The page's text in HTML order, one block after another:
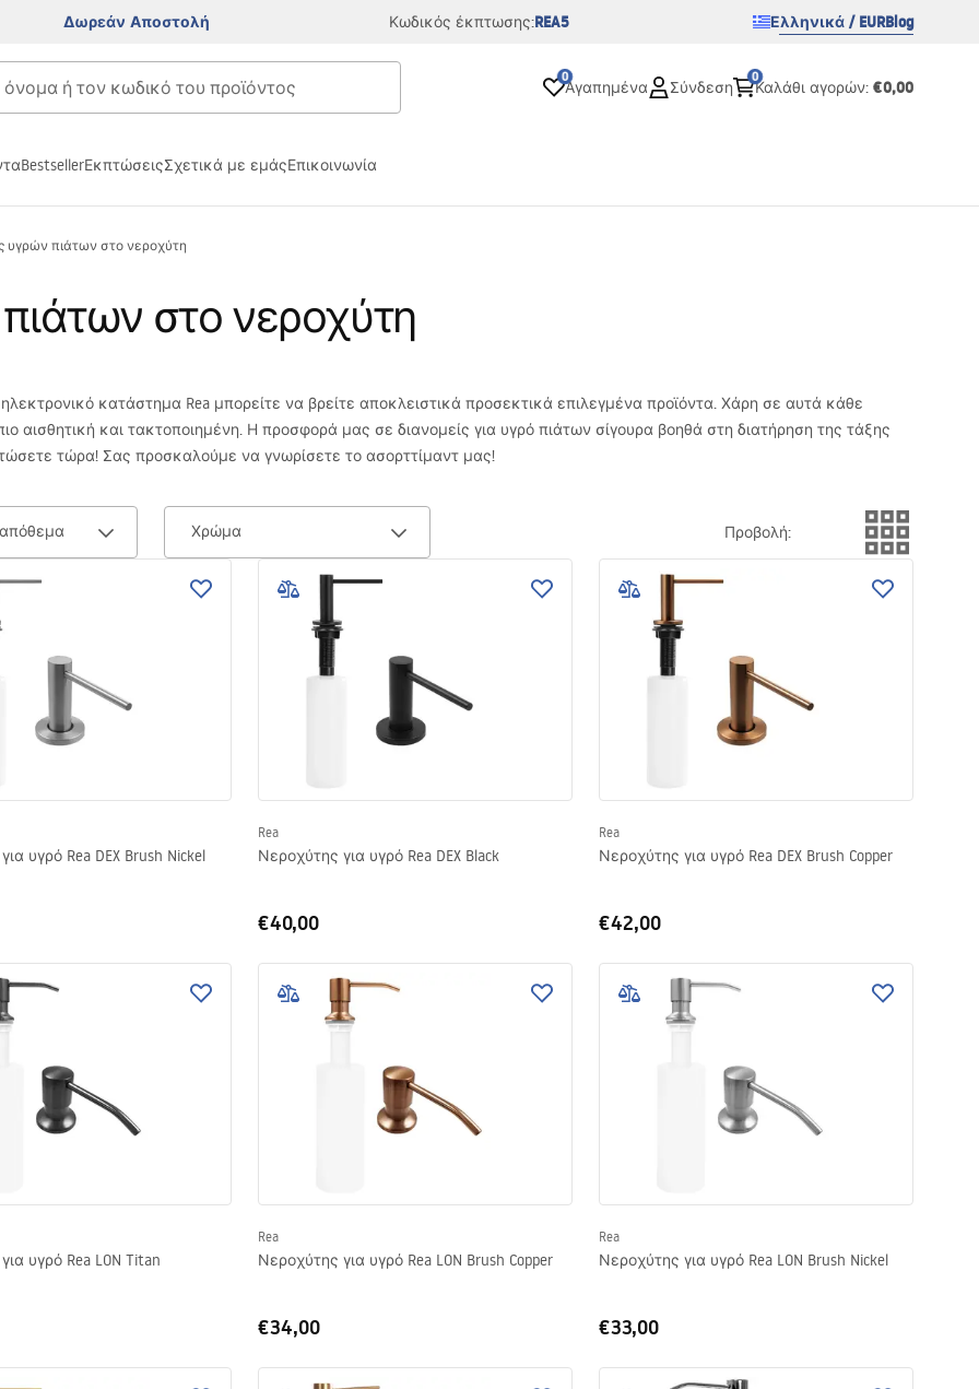
Δωρεάν Αποστολή Κωδικός έκπτωσης:REA5 Ελληνικά / EURBlog
0
Αγαπημένα Σύνδεση
0
Καλάθι αγορών: €0,00
BestsellerΕκπτώσειςΣχετικά με εμάςΕπικοινωνία
υγρών πιάτων στο νεροχύτη
στο νεροχύτη
κατάστημα Rea μπορείτε να βρείτε αποκλειστικά προσεκτικά επιλεγμένα προϊόντα. Χάρη σε αυτά κάθε
αισθητική και τακτοποιημένη. Η προσφορά μας σε διανομείς για υγρό πιάτων σίγουρα βοηθά στη διατήρηση της τάξης
τώρα! Σας προσκαλούμε να γνωρίσετε το ασορττίμαντ μας!
πιάτων θα είναι πάντα κοντά σας, ενώ ταυτόχρονα δεν θα τραβά την προσοχή. Οι διανομείς για υγρό πιάτων είναι μια
τάξης στον πάγκο της κουζίνας. Χάρη σε διάφορα στυλ και σχήματα, μπορείτε με ευκολία να προσαρμόσετε τον
κάθε κουζίνας. Η εγκατάστασή του προσδίδει στον χώρο τόσο οργάνωση όσο και αισθητική.
Χρώμα Προβολή:
υγρό Rea DEX Brush Nickel
Rea
Νεροχύτης για υγρό Rea DEX Black
€40,00
Rea
Νεροχύτης για υγρό Rea DEX Brush Copper
€42,00
υγρό Rea LON Titan
Rea
Νεροχύτης για υγρό Rea LON Brush Copper
€34,00
Rea
Νεροχύτης για υγρό Rea LON Brush Nickel
€33,00